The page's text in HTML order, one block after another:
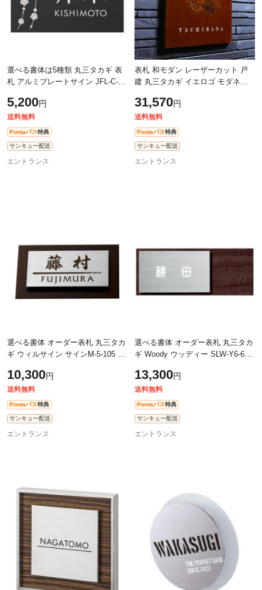
選べる書体は5種類 丸三タカギ 表
札 アルミプレートサイン JFL-C-1
5,200円
送料無料
Pontaパス特典
サンキュー配送
エントランス
表札 和モダン レーザーカット 戸
建 丸三タカギ イエロゴ モダネス
る書体
31,570円
送料無料
Pontaパス特典
サンキュー配送
エントランス
選べる書体 オーダー表札 丸三タカ
ギ ウィルサイン サインM-5-105 幅
10,300円
送料無料
Pontaパス特典
サンキュー配送
エントランス
選べる書体 オーダー表札 丸三タカ
ギ Woody ウッディー SLW-Y6-646
13,300円
送料無料
Pontaパス特典
サンキュー配送
エントランス